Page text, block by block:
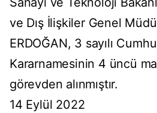
ve Dış İlişkiler Genel
ERDOĞAN, 3 sayılı
Kararnamesinin 4 üncü
görevden alınmıştır.
14 Eylül 2022